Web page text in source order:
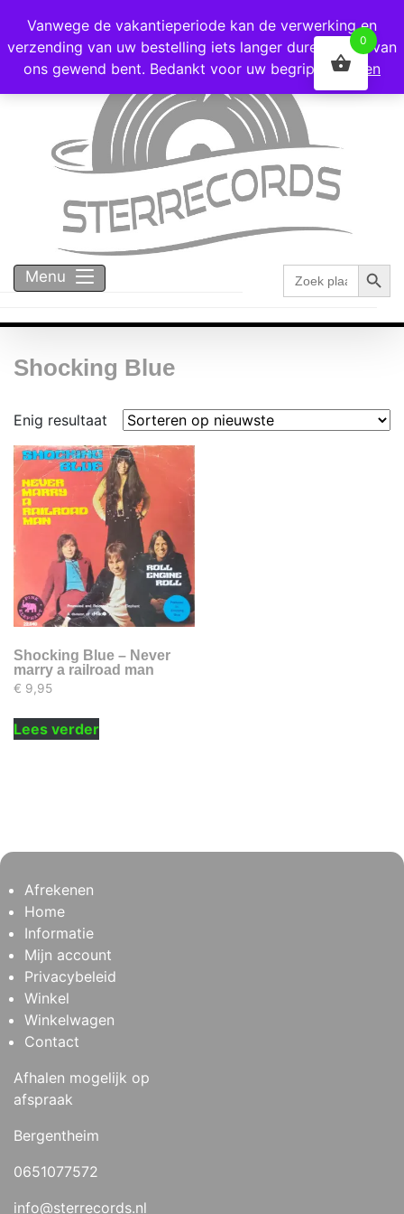
Voor 16:00 besteld = vandaag verzonden!
Menu
Zoek
naar:
Shocking Blue
Enig resultaat
Shocking Blue – Never
marry a railroad man
€ 9,95
Lees verder
Afrekenen
Home
Informatie
Mijn account
Privacybeleid
Winkel
Winkelwagen
Contact
Afhalen mogelijk op
afspraak
Bergentheim
0651077572
info@sterrecords.nl
Vanwege de vakantieperiode kan de verwerking en
verzending van uw bestelling iets langer duren dan u van
ons gewend bent. Bedankt voor uw begrip!
Negeren
0